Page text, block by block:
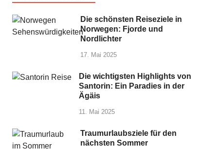
Die schönsten Reiseziele in
Norwegen: Fjorde und
Nordlichter
17. Mai 2025
Die wichtigsten Highlights von
Santorin: Ein Paradies in der
Ägäis
11. Mai 2025
Traumurlaubsziele für den
nächsten Sommer